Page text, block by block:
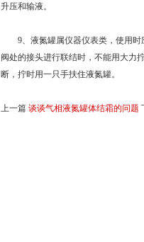
升压和输液。
9、液氮罐属仪器仪表类，使用时
阀处的接头进行联结时，不能用大力
断，拧时用一只手扶住液氮罐。
上一篇 谈谈气相液氮罐体结霜的问题